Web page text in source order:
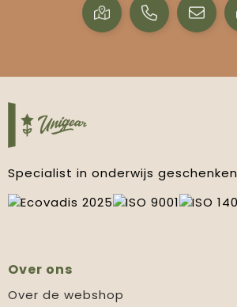
Specialist in onderwijs geschenken
Over ons
Over de webshop